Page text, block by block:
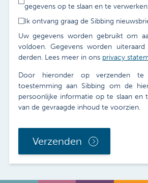
gegevens op te slaan en te
Ik ontvang graag de Sibbing
Uw gegevens worden gebruikt om
voldoen. Gegevens worden
derden. Lees meer in ons privacy
Door hieronder op verzenden
toestemming aan Sibbing om de
persoonlijke informatie op te slaan en
van de gevraagde inhoud te voorzien.